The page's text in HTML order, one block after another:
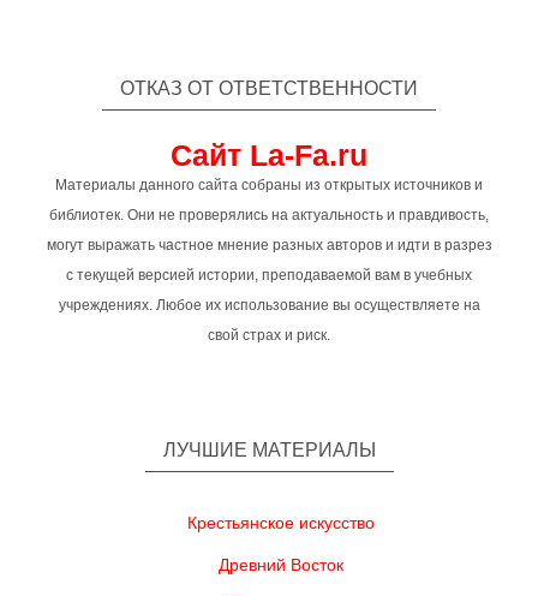
ОТКАЗ ОТ ОТВЕТСТВЕННОСТИ
Сайт La-Fa.ru
Материалы данного сайта собраны из открытых источников и
библиотек. Они не проверялись на актуальность и правдивость,
могут выражать частное мнение разных авторов и идти в разрез
с текущей версией истории, преподаваемой вам в учебных
учреждениях. Любое их использование вы осуществляете на
свой страх и риск.
ЛУЧШИЕ МАТЕРИАЛЫ
Крестьянское искусство
Древний Восток